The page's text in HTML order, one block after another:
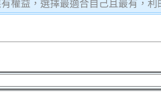
權益，選擇最適合自己且最有，